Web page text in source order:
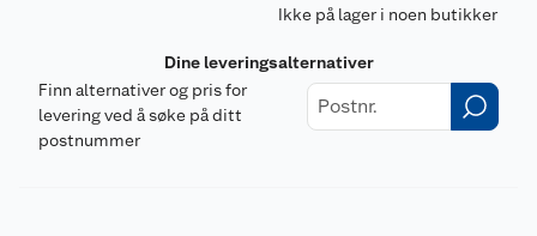
Ikke på lager i noen butikker
Dine leveringsalternativer
Finn alternativer og pris for
levering ved å søke på ditt
postnummer